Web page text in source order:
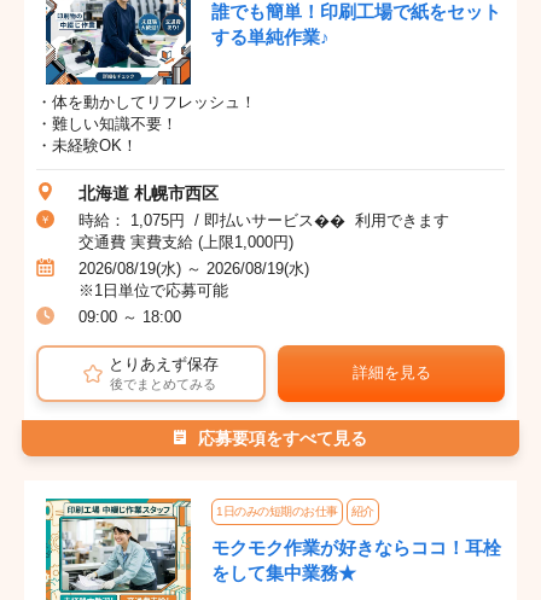
誰でも簡単！印刷工場で紙をセット
する単純作業♪
・体を動かしてリフレッシュ！
・難しい知識不要！
・未経験OK！
北海道 札幌市西区
時給： 1,075円 / 即払いサービス�� 利用できます
交通費 実費支給 (上限1,000円)
2026/08/19(水) ～ 2026/08/19(水)
※1日単位で応募可能
09:00 ～ 18:00
とりあえず保存
後でまとめてみる
詳細を見る
応募要項をすべて見る
1日のみの短期のお仕事 紹介
モクモク作業が好きならココ！耳栓
をして集中業務★